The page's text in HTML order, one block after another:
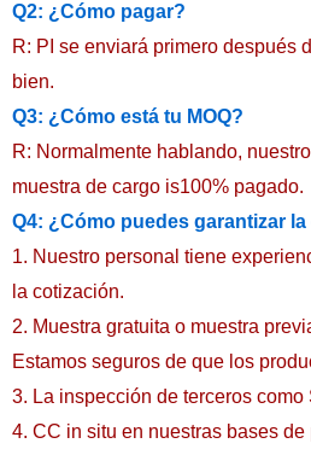
Q2: ¿Cómo pagar?
R: PI se enviará primero después
bien.
Q3: ¿Cómo está tu MOQ?
R: Normalmente hablando,
muestra de cargo is100% pagado.
Q4: ¿Cómo puedes garantizar
1. Nuestro personal tiene
la cotización.
2. Muestra gratuita o muestra
Estamos seguros de que los
3. La inspección de terceros
4. CC in situ en nuestras bases